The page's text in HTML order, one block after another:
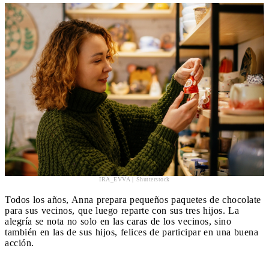
IRA_EVVA | Shutterstock
Todos los años, Anna prepara pequeños paquetes de chocolate
para sus vecinos, que luego reparte con sus tres hijos. La
alegría se nota no solo en las caras de los vecinos, sino
también en las de sus hijos, felices de participar en una buena
acción.